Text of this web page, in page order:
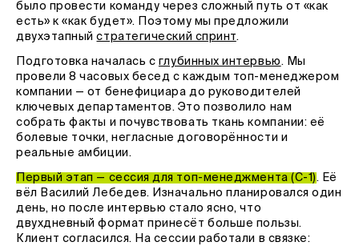
было провести команду через сложный путь от «как
есть» к «как будет». Поэтому мы предложили
двухэтапныйстратегический спринт.
Подготовка началась с глубинных интервью. Мы
провели 8 часовых бесед с каждым топ-менеджером
компании — от бенефициара до руководителей
ключевых департаментов. Это позволило нам
собрать факты и почувствовать ткань компании: её
болевые точки, негласные договорённости и
реальные амбиции.
Первый этап — сессия для топ-менеджмента (С-1). Её
вёл Василий Лебедев. Изначально планировался один
день, но после интервью стало ясно, что
двухдневный формат принесёт больше пользы.
Клиент согласился. На сессии работали в связке: